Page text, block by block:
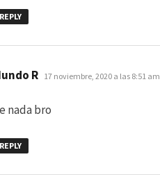
REPLY
R dice:
17 noviembre, 2020 a las 8:51 am
nada bro
REPLY